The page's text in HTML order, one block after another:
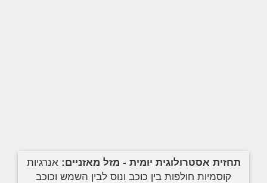
תחזית אסטרולוגית יומית - מזל מאזניים: אנרגיות
קוסמיות חולפות בין כוכב ונוס לבין השמש וכוכב